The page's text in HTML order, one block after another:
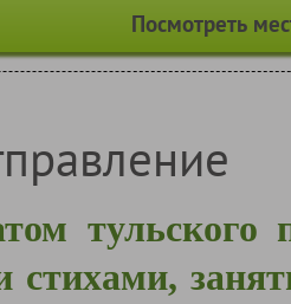
Посмотреть
тульского
стихами,